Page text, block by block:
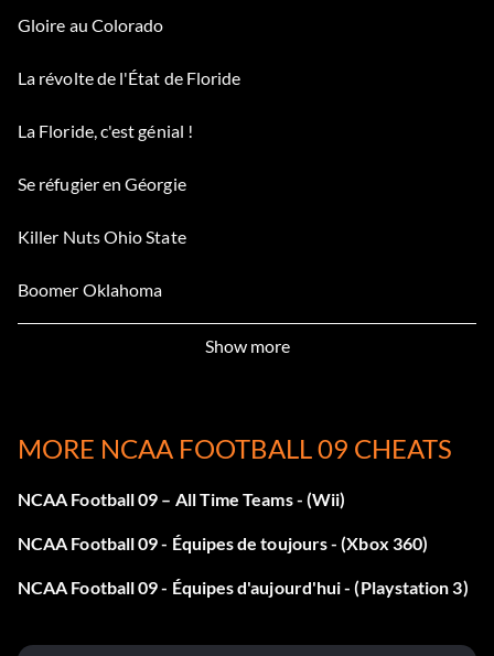
Gloire au Colorado
La révolte de l'État de Floride
La Floride, c'est génial !
Se réfugier en Géorgie
Killer Nuts Ohio State
Boomer Oklahoma
les fanions correspondants.
Code - Résultat :
Show more
MORE NCAA FOOTBALL 09 CHEATS
NCAA Football 09 – All Time Teams - (Wii)
NCAA Football 09 - Équipes de toujours - (Xbox 360)
NCAA Football 09 - Équipes d'aujourd'hui - (Playstation 3)